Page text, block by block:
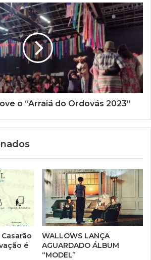
o “Arraiá do Ordovás 2023”
é
WALLOWS LANÇA
AGUARDADO ÁLBUM
“MODEL”